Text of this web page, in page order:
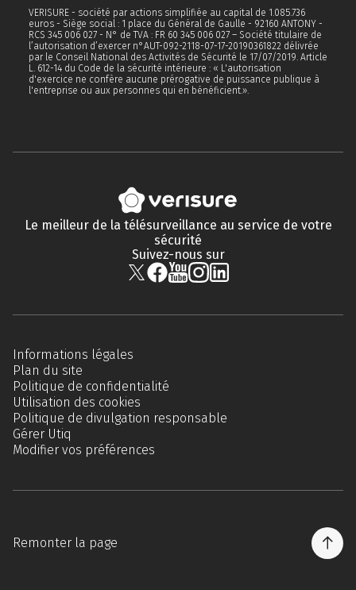
VERISURE - société par actions simplifiée au capital de 1.085.736
euros - Siège social : 1 place du Général de Gaulle - 92160 ANTONY -
RCS 345 006 027 - N° de TVA : FR 60 345 006 027 – Société titulaire de
l’autorisation d’exercer n°AUT-092-2118-07-17-20190361822 délivrée
par le Conseil National des Activités de Sécurité le 17/07/2019. Article
L. 612-14 du Code de la sécurité intérieure : « L'autorisation
d'exercice ne confère aucune prérogative de puissance publique à
l'entreprise ou aux personnes qui en bénéficient.».
Le meilleur de la télésurveillance au service de votre
sécurité
Suivez-nous sur
Informations légales
Plan du site
Politique de confidentialité
Utilisation des cookies
Politique de divulgation responsable
Gérer Utiq
Modifier vos préférences
Remonter la page